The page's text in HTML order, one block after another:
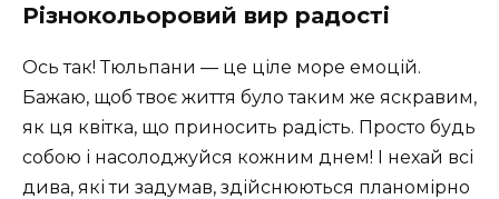
Різнокольоровий вир радості
Ось так! Тюльпани — це ціле море емоцій.
Бажаю, щоб твоє життя було таким же яскравим,
як ця квітка, що приносить радість. Просто будь
собою і насолоджуйся кожним днем! І нехай всі
дива, які ти задумав, здійснюються планомірно